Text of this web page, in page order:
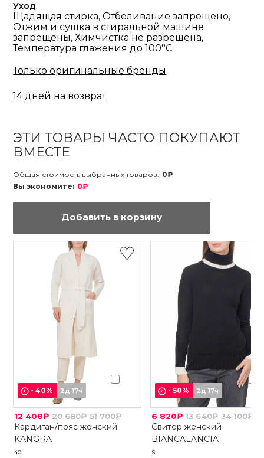
Уход
Щадящая стирка, Отбеливание запрещено,
Отжим и сушка в стиральной машине
запрещены, Химчистка не разрешена,
Температура глажения до 100°С
Только оригинальные бренды
14 дней на возврат
ЭТИ ТОВАРЫ ЧАСТО ПОКУПАЮТ
ВМЕСТЕ
Общая стоимость выбранных товаров: 0₽
Вы экономите: 0₽
Добавить в корзину
-40% 2д 17ч
12 408₽ 20 680₽ 51 700₽
Кардиган/пояс женский
KANGRA
40
-50% 2д 17ч
6 820₽ 13 640₽ 34 100₽
Свитер женский
BIANCALANCIA
S